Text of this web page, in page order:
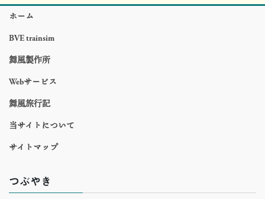
ホーム
BVE trainsim
舞風製作所
Webサービス
舞風旅行記
当サイトについて
サイトマップ
つぶやき